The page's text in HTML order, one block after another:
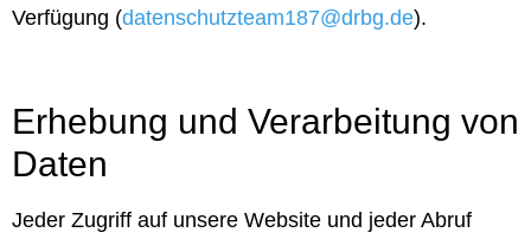
Verfügung (datenschutzteam187@drbg.de).
Erhebung und Verarbeitung von
Daten
Jeder Zugriff auf unsere Website und jeder Abruf